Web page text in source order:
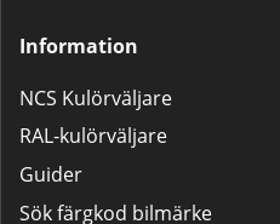
Information
NCS Kulörväljare
RAL-kulörväljare
Guider
Sök färgkod bilmärke